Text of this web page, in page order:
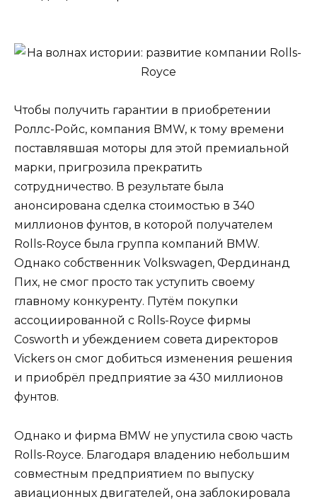
Чтобы получить гарантии в приобретении
Роллс-Ройс, компания BMW, к тому времени
поставлявшая моторы для этой премиальной
марки, пригрозила прекратить
сотрудничество. В результате была
анонсирована сделка стоимостью в 340
миллионов фунтов, в которой получателем
Rolls-Royce была группа компаний BMW.
Однако собственник Volkswagen, Фердинанд
Пих, не смог просто так уступить своему
главному конкуренту. Путём покупки
ассоциированной с Rolls-Royce фирмы
Cosworth и убеждением совета директоров
Vickers он смог добиться изменения решения
и приобрёл предприятие за 430 миллионов
фунтов.
Однако и фирма BMW не упустила свою часть
Rolls-Royce. Благодаря владению небольшим
совместным предприятием по выпуску
авиационных двигателей, она заблокировала